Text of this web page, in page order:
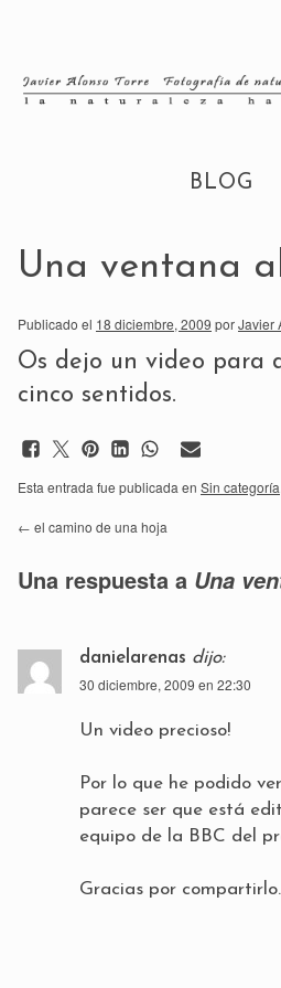
BLOG
Una ventana
Publicado el 18 diciembre, 2009 porJavier
Os dejo un video para
cinco sentidos.
Esta entrada fue publicada en Sin categoría
← el camino de una hoja
Una respuesta a Una
danielarenas dijo:
30 diciembre, 2009 en 22:30
Un video precioso!
Por lo que he podido
parece ser que está
equipo de la BBC del
Gracias por compartirlo.